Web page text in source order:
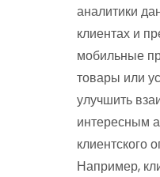
аналитики
клиентах и
мобильные
товары или
улучшить
интересным
клиентского
Например,